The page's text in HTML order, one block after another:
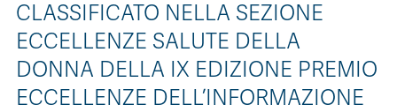
CLASSIFICATO NELLA SEZIONE
ECCELLENZE SALUTE DELLA
DONNA DELLA IX EDIZIONE PREMIO
ECCELLENZE DELL’INFORMAZIONE